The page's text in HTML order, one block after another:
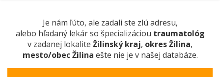
Je nám ľúto, ale zadali ste zlú adresu,
alebo hľadaný lekár so špecializáciou traumatológ
v zadanej lokalite Žilinský kraj, okres Žilina,
mesto/obec Žilina ešte nie je v našej databáze.